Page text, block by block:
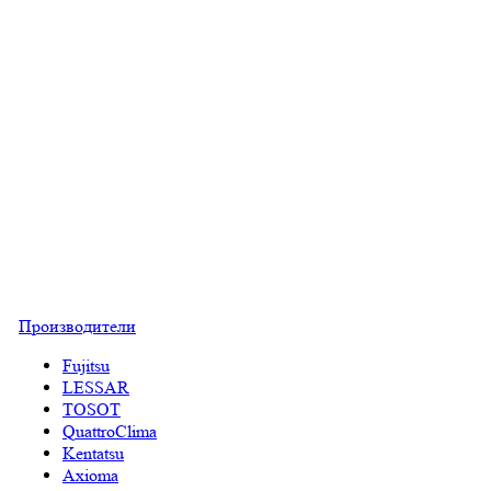
Производители
Fujitsu
LESSAR
TOSOT
QuattroClima
Kentatsu
Axioma